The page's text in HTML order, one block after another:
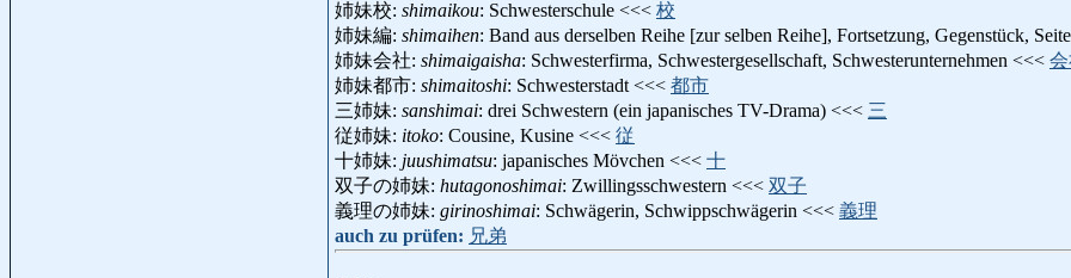
姉妹校: shimaikou: Schwesterschule <<< 校
姉妹編: shimaihen: Band aus derselben Reihe [zur selben Reihe], Fortsetzung, Gegenstück,
姉妹会社: shimaigaisha: Schwesterfirma, Schwestergesellschaft, Schwesterunternehmen <<<
姉妹都市: shimaitoshi: Schwesterstadt <<< 都市
三姉妹: sanshimai: drei Schwestern (ein japanisches TV-Drama) <<< 三
従姉妹: itoko: Cousine, Kusine <<< 従
十姉妹: juushimatsu: japanisches Mövchen <<< 十
双子の姉妹: hutagonoshimai: Zwillingsschwestern <<< 双子
義理の姉妹: girinoshimai: Schwägerin, Schwippschwägerin <<< 義理
auch zu prüfen: 兄弟